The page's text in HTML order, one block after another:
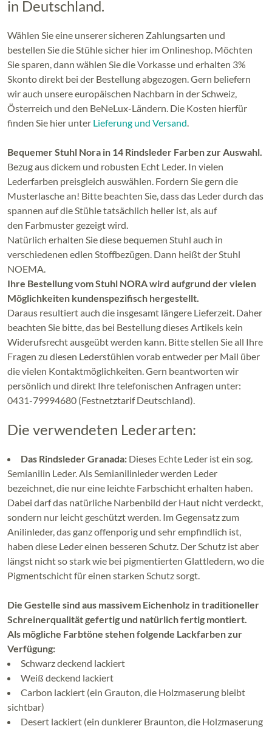
in Deutschland.
Wählen Sie eine unserer sicheren Zahlungsarten und
bestellen Sie die Stühle sicher hier im Onlineshop. Möchten
Sie sparen, dann wählen Sie die Vorkasse und erhalten 3%
Skonto direkt bei der Bestellung abgezogen. Gern beliefern
wir auch unsere europäischen Nachbarn in der Schweiz,
Österreich und den BeNeLux-Ländern. Die Kosten hierfür
finden Sie hier unter Lieferung und Versand.
Bequemer Stuhl Nora in 14 Rindsleder Farben zur Auswahl.
Bezug aus dickem und robusten Echt Leder. In vielen
Lederfarben preisgleich auswählen. Fordern Sie gern die
Musterlasche an! Bitte beachten Sie, dass das Leder durch das
spannen auf die Stühle tatsächlich heller ist, als auf
den Farbmuster gezeigt wird.
Natürlich erhalten Sie diese bequemen Stuhl auch in
verschiedenen edlen Stoffbezügen. Dann heißt der Stuhl
NOEMA.
Ihre Bestellung vom Stuhl NORA wird aufgrund der vielen
Möglichkeiten kundenspezifisch hergestellt.
Daraus resultiert auch die insgesamt längere Lieferzeit. Daher
beachten Sie bitte, das bei Bestellung dieses Artikels kein
Widerufsrecht ausgeübt werden kann. Bitte stellen Sie all Ihre
Fragen zu diesen Lederstühlen vorab entweder per Mail über
die vielen Kontaktmöglichkeiten. Gern beantworten wir
persönlich und direkt Ihre telefonischen Anfragen unter:
0431-79994680 (Festnetztarif Deutschland).
Die verwendeten Lederarten:
Das Rindsleder Granada: Dieses Echte Leder ist ein sog.
Semianilin Leder. Als Semianilinleder werden Leder
bezeichnet, die nur eine leichte Farbschicht erhalten haben.
Dabei darf das natürliche Narbenbild der Haut nicht verdeckt,
sondern nur leicht geschützt werden. Im Gegensatz zum
Anilinleder, das ganz offenporig und sehr empfindlich ist,
haben diese Leder einen besseren Schutz. Der Schutz ist aber
längst nicht so stark wie bei pigmentierten Glattledern, wo die
Pigmentschicht für einen starken Schutz sorgt.
Die Gestelle sind aus massivem Eichenholz in traditioneller
Schreinerqualität gefertig und natürlich fertig montiert.
Als mögliche Farbtöne stehen folgende Lackfarben zur
Verfügung:
Schwarz deckend lackiert
Weiß deckend lackiert
Carbon lackiert (ein Grauton, die Holzmaserung bleibt
sichtbar)
Desert lackiert (ein dunklerer Braunton, die Holzmaserung